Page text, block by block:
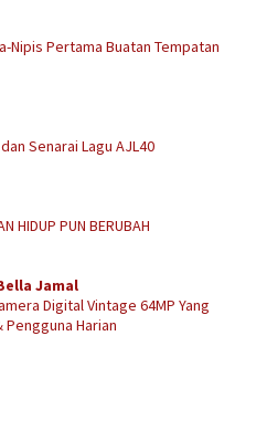
Nipis Pertama Buatan Tempatan
Senarai Lagu AJL40
HIDUP PUN BERUBAH
Jamal
Digital Vintage 64MP Yang
Harian